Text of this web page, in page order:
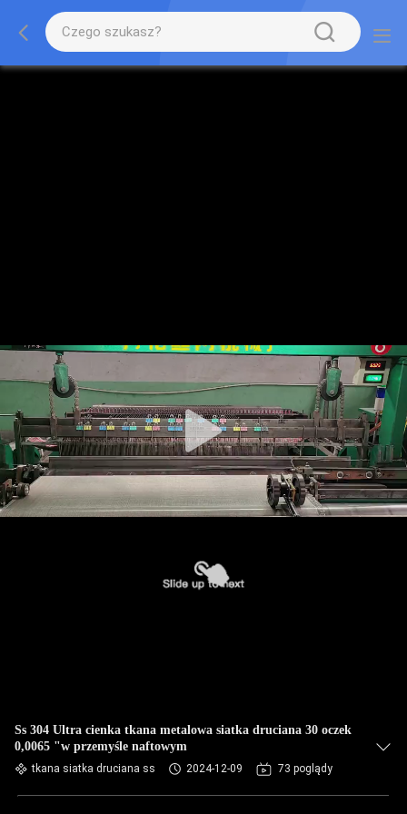
Ss 304 Ultra cienka tkana metalowa siatka druciana 30 oczek
0,0065 "w przemyśle naftowym
tkana siatka druciana ss 2024-12-09 73 poglądy